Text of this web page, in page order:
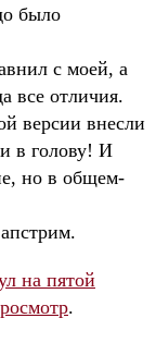
было
с моей, а
все отличия.
версии внесли
в голову! И
но в общем-
на пятой
.